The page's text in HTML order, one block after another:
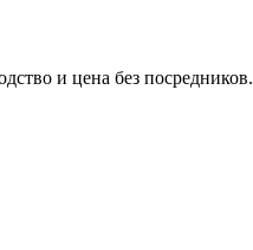
и цена без посредников.